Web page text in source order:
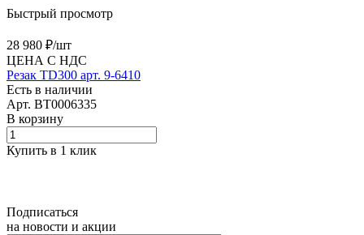
Быстрый просмотр
28 980 ₽/шт
ЦЕНА С НДС
Резак TD300 арт. 9-6410
Есть в наличии
Арт. BT0006335
В корзину
Купить в 1 клик
Подписаться
на новости и акции